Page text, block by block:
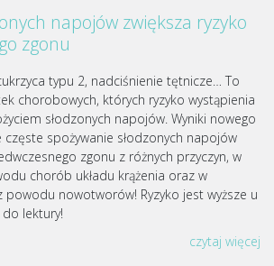
napojów zwiększa ryzyko
zgonu
typu 2, nadciśnienie tętnicze… To
chorobowych, których ryzyko wystąpienia
słodzonych napojów. Wyniki nowego
częste spożywanie słodzonych napojów
zgonu z różnych przyczyn, w
chorób układu krążenia oraz w
nowotworów! Ryzyko jest wyższe u
lektury!
czytaj więcej